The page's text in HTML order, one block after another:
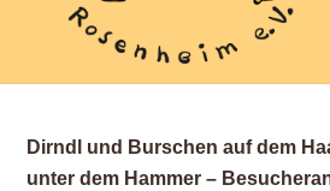
Dirndl und Burschen auf dem
unter dem Hammer –